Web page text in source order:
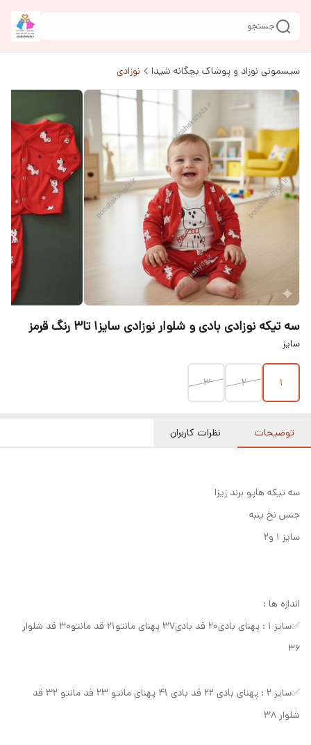
جستجو
سیسمونی نوزاد و پوشاک بچگانه شیدا نوزادی
سه تیکه نوزادی بادی و شلوار نوزادی سایز۱ تا۳ رنگ قرمز
سایز
1
2
3
توضیحات نظرات کاربران
سه تیکه هاپو برند زیزا
جنس نخ پنبه
سایز ۱ و۲
اندازه ها :
✅سایز ۱ : پهنای بادی۲۰ قد بادی۳۷ پهنای مانتو۲۱ قد مانتو۳۰ قد شلوار
۳۶
✅سایز ۲ : پهنای بادی ۲۲ قد بادی ۴۱ پهنای مانتو ۲۳ قد مانتو ۳۲ قد
شلوار ۳۸